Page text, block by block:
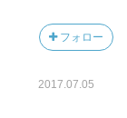
フォロー
2017.07.05